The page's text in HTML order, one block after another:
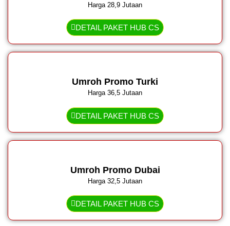
Harga 28,9 Jutaan
DETAIL PAKET HUB CS
Umroh Promo Turki
Harga 36,5 Jutaan
DETAIL PAKET HUB CS
Umroh Promo Dubai
Harga 32,5 Jutaan
DETAIL PAKET HUB CS